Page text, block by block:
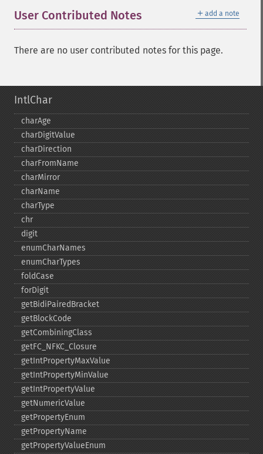
＋ add a note
User Contributed Notes
There are no user contributed notes for this page.
IntlChar
charAge
charDigitValue
charDirection
charFromName
charMirror
charName
charType
chr
digit
enumCharNames
enumCharTypes
foldCase
forDigit
getBidiPairedBracket
getBlockCode
getCombiningClass
getFC_​NFKC_​Closure
getIntPropertyMaxValue
getIntPropertyMinValue
getIntPropertyValue
getNumericValue
getPropertyEnum
getPropertyName
getPropertyValueEnum